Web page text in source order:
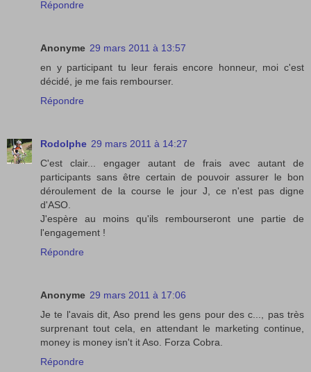
Répondre
Anonyme 29 mars 2011 à 13:57
en y participant tu leur ferais encore honneur, moi c'est
décidé, je me fais rembourser.
Répondre
Rodolphe 29 mars 2011 à 14:27
C'est clair... engager autant de frais avec autant de
participants sans être certain de pouvoir assurer le bon
déroulement de la course le jour J, ce n'est pas digne
d'ASO.
J'espère au moins qu'ils rembourseront une partie de
l'engagement !
Répondre
Anonyme 29 mars 2011 à 17:06
Je te l'avais dit, Aso prend les gens pour des c..., pas très
surprenant tout cela, en attendant le marketing continue,
money is money isn't it Aso. Forza Cobra.
Répondre